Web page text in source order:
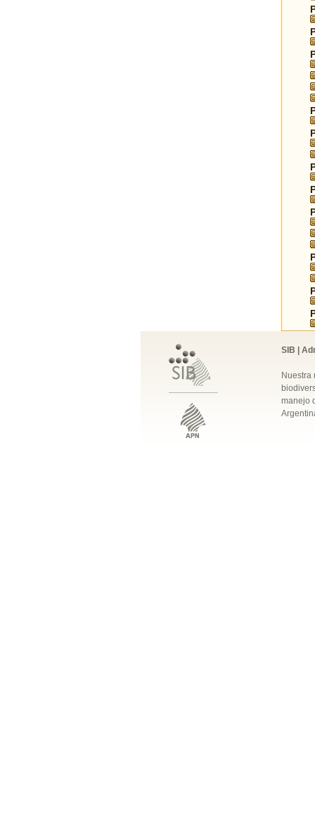
SIB |
Nuestra
manejo